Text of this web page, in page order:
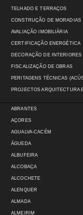
TELHADO E TERRAÇOS
CONSTRUÇÃO DE MORADIAS
AVALIAÇÃO IMOBILIÁRIA
CERTIFICAÇÃO ENERGÉTICA
DECORAÇÃO DE INTERIORES
FISCALIZAÇÃO DE OBRAS
PERITAGENS TÉCNICAS
PROJECTOS ARQUITECTURA
ABRANTES
AÇORES
AGUALVA-CACÉM
ÁGUEDA
ALBUFEIRA
ALCOBAÇA
ALCOCHETE
ALENQUER
ALMADA
ALMEIRIM